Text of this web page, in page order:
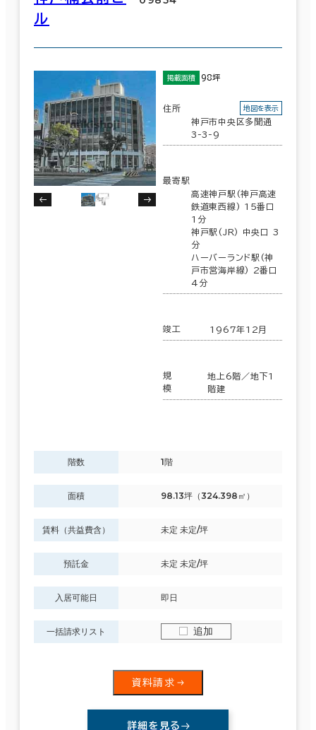
ル
掲載面積 98坪
住所
神戸市中央区多聞通
3-3-9
地図を表示
最寄駅
高速神戸駅(神戸高速
鉄道東西線) 15番口
1分
神戸駅(JR) 中央口 3
分
ハーバーランド駅(神
戸市営海岸線) 2番口
4分
竣工 1967年12月
規
模
地上6階／地下1
階建
階数 1階
面積 98.13坪（324.398㎡）
賃料（共益費含） 未定 未定/坪
預託金 未定 未定/坪
入居可能日 即日
一括請求リスト 追加
資料請求
詳細を見る
該当数 417室(166棟)
この条件で検索する
築年数
建築中 1年以内
5年以内
10年以内
20年以内 30年以内
階数
1フロア面積100坪以上
417室(166
棟)
この条件で検索する